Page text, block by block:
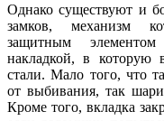
Однако существуют и
замков, механизм
защитным
накладкой, в которую
стали. Мало того, что
от выбивания, так
Кроме того, вкладка